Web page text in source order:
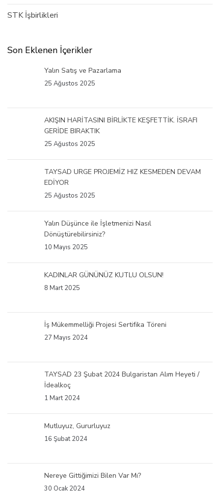
STK İşbirlikleri
Son Eklenen İçerikler
Yalın Satış ve Pazarlama
25 Ağustos 2025
AKIŞIN HARİTASINI BİRLİKTE KEŞFETTİK. İSRAFI
GERİDE BIRAKTIK
25 Ağustos 2025
TAYSAD URGE PROJEMİZ HIZ KESMEDEN DEVAM
EDİYOR
25 Ağustos 2025
Yalın Düşünce ile İşletmenizi Nasıl
Dönüştürebilirsiniz?
10 Mayıs 2025
KADINLAR GÜNÜNÜZ KUTLU OLSUN!
8 Mart 2025
İş Mükemmelliği Projesi Sertifika Töreni
27 Mayıs 2024
TAYSAD 23 Şubat 2024 Bulgaristan Alım Heyeti /
İdealkoç
1 Mart 2024
Mutluyuz, Gururluyuz
16 Şubat 2024
Nereye Gittiğimizi Bilen Var Mı?
30 Ocak 2024